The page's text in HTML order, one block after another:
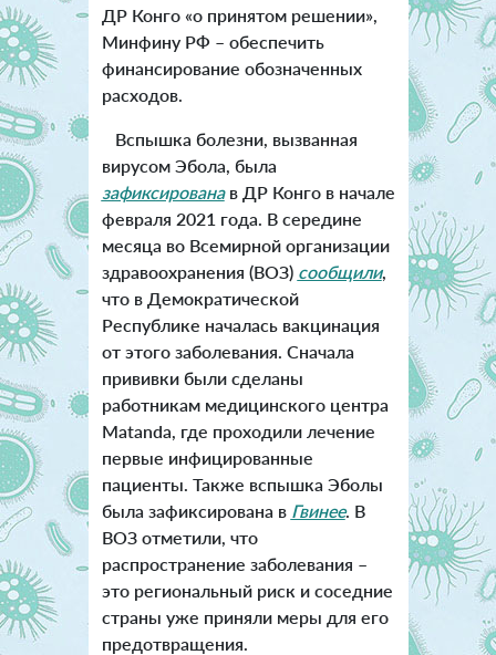
ДР Конго «о принятом решении»,
Минфину РФ – обеспечить
финансирование обозначенных
расходов.
Вспышка болезни, вызванная
вирусом Эбола, была
зафиксированав ДР Конго в начале
февраля 2021 года. В середине
месяца во Всемирной организации
здравоохранения (ВОЗ) сообщили,
что в Демократической
Республике началась вакцинация
от этого заболевания. Сначала
прививки были сделаны
работникам медицинского центра
Matanda, где проходили лечение
первые инфицированные
пациенты. Также вспышка Эболы
была зафиксирована в Гвинее. В
ВОЗ отметили, что
распространение заболевания –
это региональный риск и соседние
страны уже приняли меры для его
предотвращения.